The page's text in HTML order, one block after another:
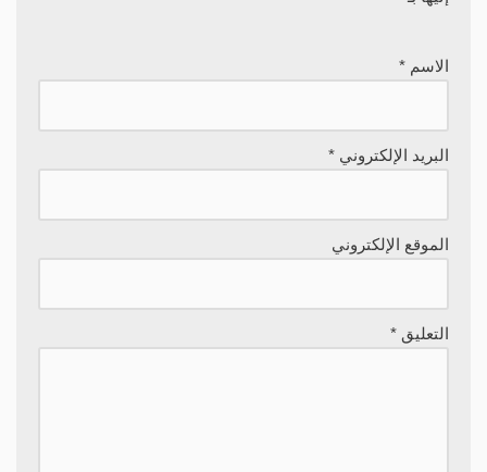
الاسم *
البريد الإلكتروني *
الموقع الإلكتروني
التعليق *